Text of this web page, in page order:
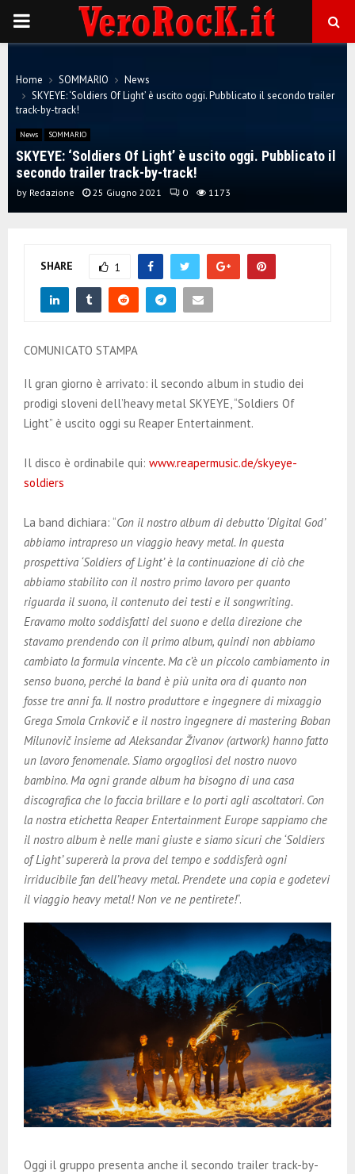
P
I
M
A
N
Home SOMMARIO
News
SKYEYE: ‘Soldiers Of Light’ è uscito oggi. Pubblicato il secondo trailer
track-by-track!
News SOMMARIO
SKYEYE: ‘Soldiers Of Light’ è uscito oggi. Pubblicato il
secondo trailer track-by-track!
by Redazione 25 Giugno 2021 0 1173
SHARE 1
COMUNICATO STAMPA
Il gran giorno è arrivato: il secondo album in studio dei
prodigi sloveni dell’heavy metal SKYEYE, “Soldiers Of
Light” è uscito oggi su Reaper Entertainment.
Il disco è ordinabile qui: www.reapermusic.de/skyeye-
soldiers
La band dichiara: “Con il nostro album di debutto ‘Digital God’
abbiamo intrapreso un viaggio heavy metal. In questa
prospettiva ‘Soldiers of Light’ è la continuazione di ciò che
abbiamo stabilito con il nostro primo lavoro per quanto
riguarda il suono, il contenuto dei testi e il songwriting.
Eravamo molto soddisfatti del suono e della direzione che
stavamo prendendo con il primo album, quindi non abbiamo
cambiato la formula vincente. Ma c’è un piccolo cambiamento in
senso buono, perché la band è più unita ora di quanto non
fosse tre anni fa. Il nostro produttore e ingegnere di mixaggio
Grega Smola Crnkovič e il nostro ingegnere di mastering Boban
Milunovič insieme ad Aleksandar Živanov (artwork) hanno fatto
un lavoro fenomenale. Siamo orgogliosi del nostro nuovo
bambino. Ma ogni grande album ha bisogno di una casa
discografica che lo faccia brillare e lo porti agli ascoltatori. Con
la nostra etichetta Reaper Entertainment Europe sappiamo che
il nostro album è nelle mani giuste e siamo sicuri che ‘Soldiers
of Light’ supererà la prova del tempo e soddisferà ogni
irriducibile fan dell’heavy metal. Prendete una copia e godetevi
il viaggio heavy metal! Non ve ne pentirete!“.
Oggi il gruppo presenta anche il secondo trailer track-by-